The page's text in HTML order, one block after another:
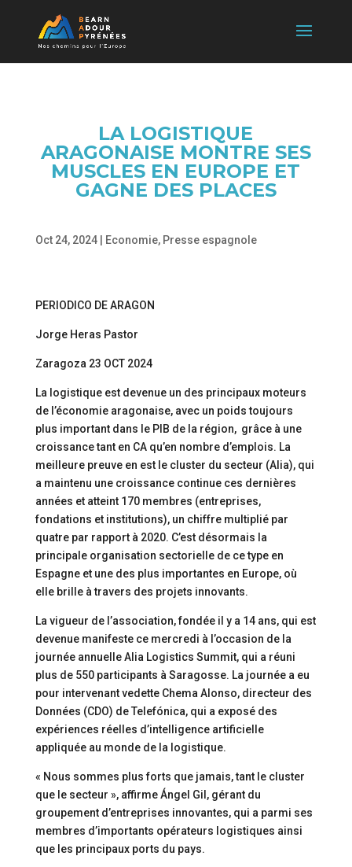
LA LOGISTIQUE
ARAGONAISE MONTRE SES
MUSCLES EN EUROPE ET
GAGNE DES PLACES
Oct 24, 2024| Economie, Presse espagnole
PERIODICO DE ARAGON
Jorge Heras Pastor
Zaragoza 23 OCT 2024
La logistique est devenue un des principaux moteurs
de l’économie aragonaise, avec un poids toujours
plus important dans le PIB de la région, grâce à une
croissance tant en CA qu’en nombre d’emplois. La
meilleure preuve en est le cluster du secteur (Alia), qui
a maintenu une croissance continue ces dernières
années et atteint 170 membres (entreprises,
fondations et institutions), un chiffre multiplié par
quatre par rapport à 2020. C’est désormais la
principale organisation sectorielle de ce type en
Espagne et une des plus importantes en Europe, où
elle brille à travers des projets innovants.
La vigueur de l’association, fondée il y a 14 ans, qui est
devenue manifeste ce mercredi à l’occasion de la
journée annuelle Alia Logistics Summit, qui a réuni
plus de 550 participants à Saragosse. La journée a eu
pour intervenant vedette Chema Alonso, directeur des
Données (CDO) de Telefónica, qui a exposé des
expériences réelles d’intelligence artificielle
appliquée au monde de la logistique.
« Nous sommes plus forts que jamais, tant le cluster
que le secteur », affirme Ángel Gil, gérant du
groupement d’entreprises innovantes, qui a parmi ses
membres d’importants opérateurs logistiques ainsi
que les principaux ports du pays.